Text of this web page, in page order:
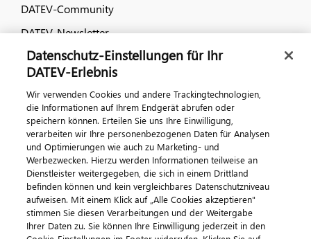
DATEV-Community
DATEV-Newsletter
Kontaktieren Sie uns
© 2026 DATEV eG
ImpressumDatenschutzAGB Kontakt
Cookie-Einstellungen
Datenschutz-Einstellungen für Ihr
DATEV-Erlebnis
Wir verwenden Cookies und andere Trackingtechnologien,
die Informationen auf Ihrem Endgerät abrufen oder
speichern können. Erteilen Sie uns Ihre Einwilligung,
verarbeiten wir Ihre personenbezogenen Daten für Analysen
und Optimierungen wie auch zu Marketing- und
Werbezwecken. Hierzu werden Informationen teilweise an
Dienstleister weitergegeben, die sich in einem Drittland
befinden können und kein vergleichbares Datenschutzniveau
aufweisen. Mit einem Klick auf „Alle Cookies akzeptieren"
stimmen Sie diesen Verarbeitungen und der Weitergabe
Ihrer Daten zu. Sie können Ihre Einwilligung jederzeit in den